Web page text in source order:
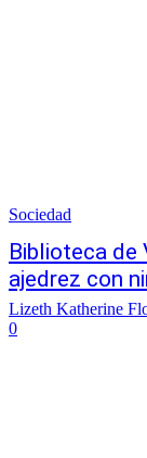
Sociedad
Biblioteca de
ajedrez con
Lizeth Katherine
0